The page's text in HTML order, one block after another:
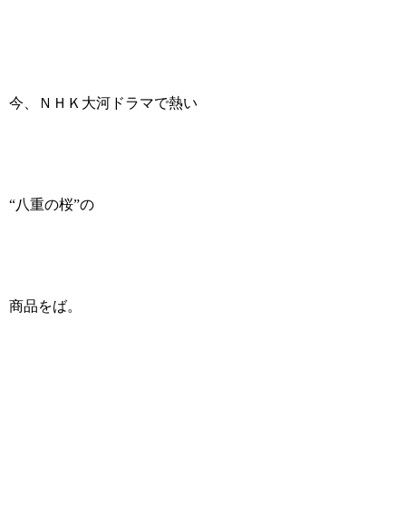
今、ＮＨＫ大河ドラマで熱い
“八重の桜”の
商品をば。